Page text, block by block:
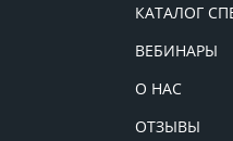
КАТАЛОГ
ВЕБИНАРЫ
О НАС
ОТЗЫВЫ